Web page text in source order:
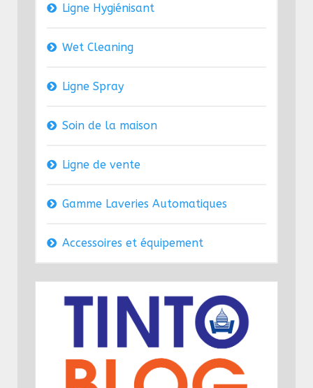
Ligne Hygiénisant
Wet Cleaning
Ligne Spray
Soin de la maison
Ligne de vente
Gamme Laveries Automatiques
Accessoires et équipement